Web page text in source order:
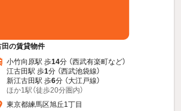
の賃貸物件
小竹向原駅 歩14分 （西武有楽町など）
江古田駅 歩1分 （西武池袋線）
新江古田駅 歩6分 （大江戸線）
ほか1駅（徒歩20分圏内）
東京都練馬区旭丘1丁目